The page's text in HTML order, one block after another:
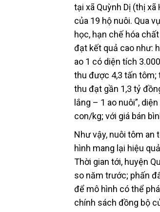
tại xã Quỳnh Dị (thị
của 19 hộ nuôi. Qua
học, hạn chế hóa
đạt kết quả cao như:
ao 1 có diện tích
thu được 4,3 tấn tôm;
thu đạt gần 1,3 tỷ
lắng – 1 ao nuôi”,
con/kg; với giá bán
Như vậy, nuôi tôm an
hình mang lại hiệu
Thời gian tới, huyện
so năm trước; phấn
để mô hình có thể
chính sách đồng bộ